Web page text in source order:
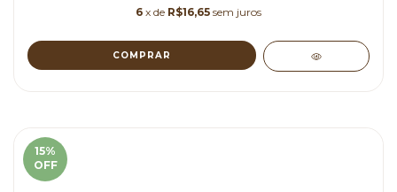
6 x de R$16,65 sem juros
15%
OFF